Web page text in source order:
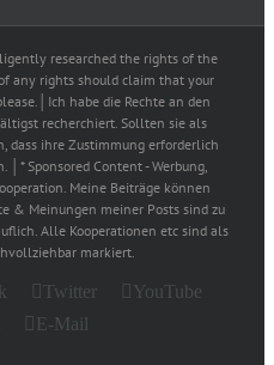
researched the rights of the
any rights should claim that your
habe die Rechte an den
recherchiert. Sollten sie als
dass ihre Zustimmung erforderlich
Sponsored Content - Werbung,
Meine Beiträge können
& Meinungen meiner Posts sind zu
Alle Kooperationen etc sind als
markiert.
Twitter
YouTube
E-Mail